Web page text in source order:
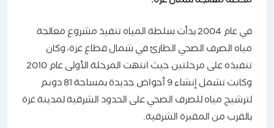
في عام 2004 بدأت سلطة المياه تنفيذ مشروع معالجة
مياه الصرف الصحي الطارئ في شمال قطاع غزة، وكان
تنفيذه على مرحلتين حيث انتهت المرحلة الأولى عام 2010
وكانت تشمل إنشاء 9 أحواض جديدة بمساحة 81 دونم
لترشيح مياه للصرف الصحي على الحدود الشرقية لمدينة غزة
بالقرب من المقبرة الشرقية.